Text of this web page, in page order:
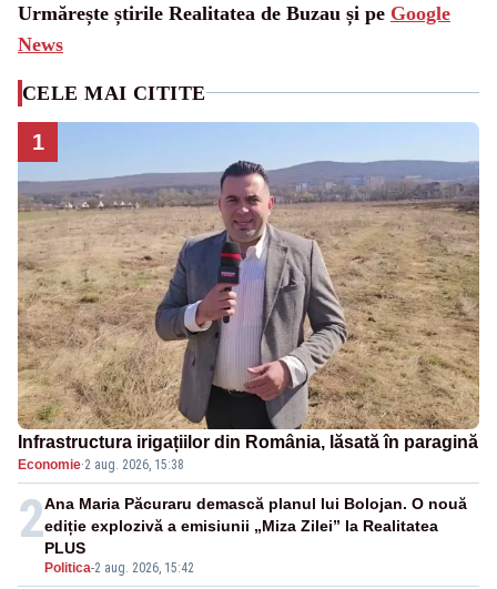
Urmărește știrile Realitatea de Buzau și pe Google
News
CELE MAI CITITE
1
Infrastructura irigațiilor din România, lăsată în paragină
Economie·2 aug. 2026, 15:38
2
Politica-2 aug. 2026, 15:42
Ana Maria Păcuraru demască planul lui Bolojan. O nouă
ediție explozivă a emisiunii „Miza Zilei” la Realitatea
PLUS